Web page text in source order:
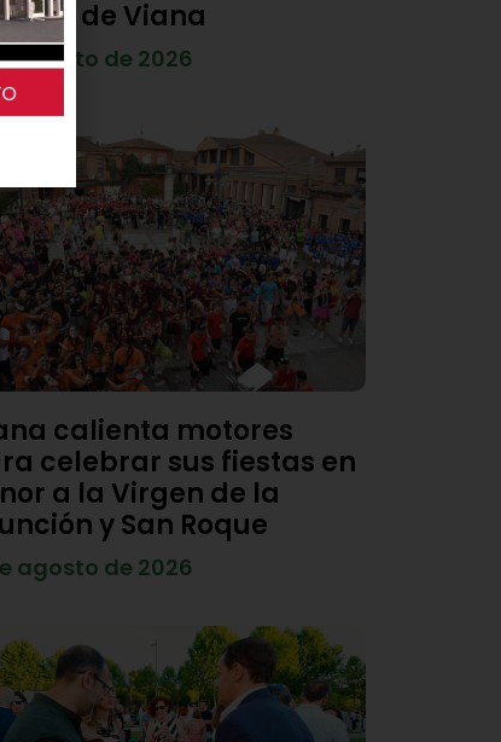
de Viana
agosto de 2026
calienta motores
celebrar sus fiestas en
a la Virgen de la
y San Roque
agosto de 2026